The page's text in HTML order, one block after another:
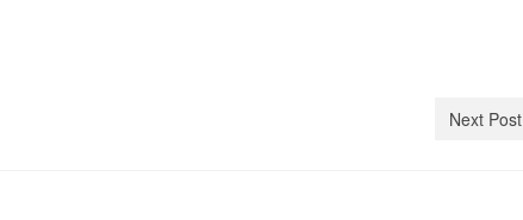
Next Post